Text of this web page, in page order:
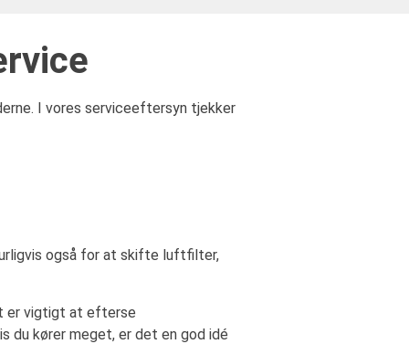
I vores serviceeftersyn tjekker
også for at skifte luftfilter,
er vigtigt at efterse
du kører meget, er det en god idé